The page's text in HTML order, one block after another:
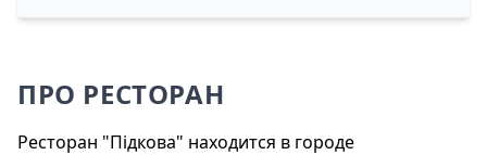
ПРО РЕСТОРАН
Ресторан "Підкова" находится в городе